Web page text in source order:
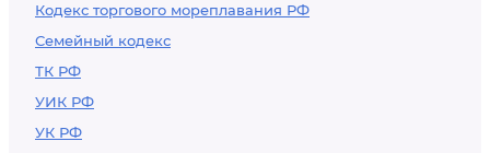
Кодекс торгового мореплавания РФ
Семейный кодекс
ТК РФ
УИК РФ
УК РФ